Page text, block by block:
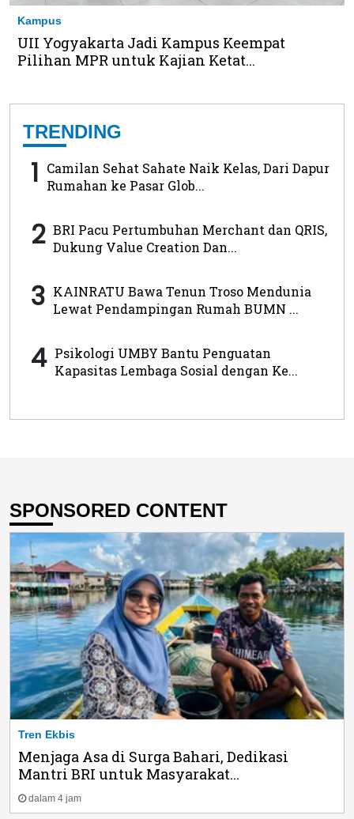
Kampus
UII Yogyakarta Jadi Kampus Keempat
Pilihan MPR untuk Kajian Ketat...
TRENDING
1 Camilan Sehat Sahate Naik Kelas, Dari Dapur
Rumahan ke Pasar Glob...
2 BRI Pacu Pertumbuhan Merchant dan QRIS,
Dukung Value Creation Dan...
3 KAINRATU Bawa Tenun Troso Mendunia
Lewat Pendampingan Rumah BUMN ...
4 Psikologi UMBY Bantu Penguatan
Kapasitas Lembaga Sosial dengan Ke...
SPONSORED CONTENT
Tren Ekbis
Menjaga Asa di Surga Bahari, Dedikasi
Mantri BRI untuk Masyarakat...
dalam 4 jam